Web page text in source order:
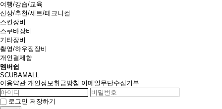
여행/강습/교육
신상/추천/세트/테크니컬
스킨장비
스쿠바장비
기타장비
촬영/하우징장비
개인결제함
멤버쉽
SCUBAMALL
이용약관 개인정보취급방침 이메일무단수집거부
로그인 저장하기